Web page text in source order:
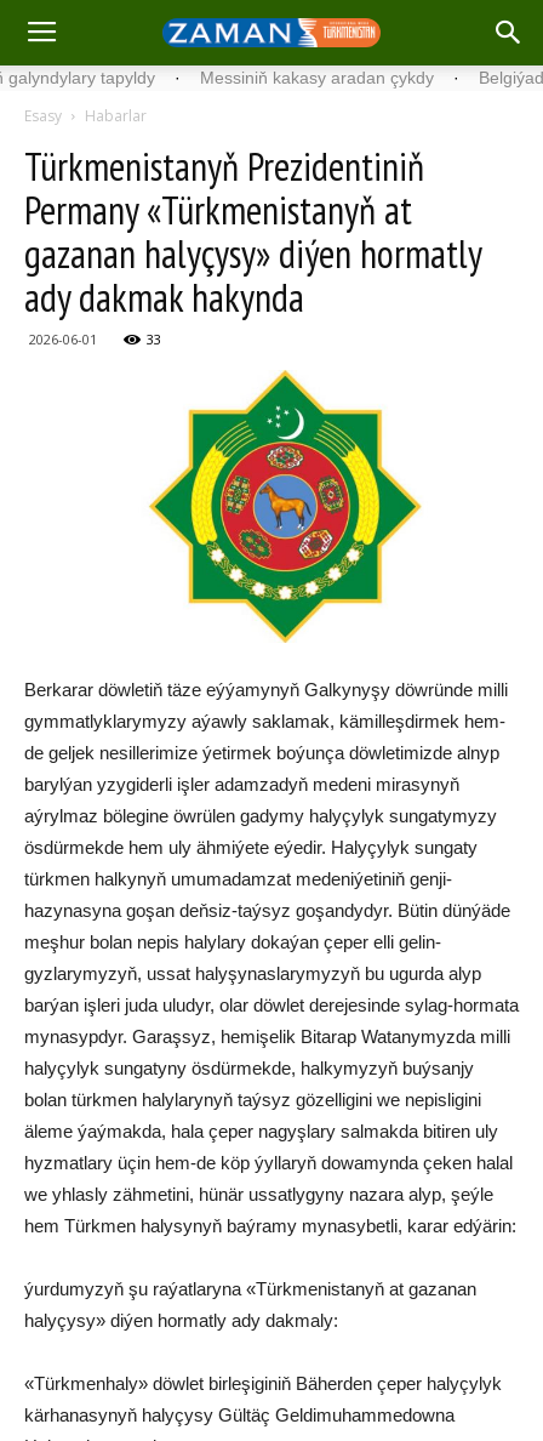
tapyldy · Messiniň kakasy aradan çykdy · Belgiýada
Esasy Habarlar
Türkmenistanyň Prezidentiniň
Permany «Türkmenistanyň at
gazanan halyçysy» diýen hormatly
ady dakmak hakynda
2026-06-01 33
Berkarar döwletiň täze eýýamynyň Galkynyşy döwründe milli
gymmatlyklarymyzy aýawly saklamak, kämilleşdirmek hem-
de geljek nesillerimize ýetirmek boýunça döwletimizde alnyp
barylýan yzygiderli işler adamzadyň medeni mirasynyň
aýrylmaz bölegine öwrülen gadymy halyçylyk sungatymyzy
ösdürmekde hem uly ähmiýete eýedir. Halyçylyk sungaty
türkmen halkynyň umumadamzat medeniýetiniň genji-
hazynasyna goşan deňsiz-taýsyz goşandydyr. Bütin dünýäde
meşhur bolan nepis halylary dokaýan çeper elli gelin-
gyzlarymyzyň, ussat halyşynaslarymyzyň bu ugurda alyp
barýan işleri juda uludyr, olar döwlet derejesinde sylag-hormata
mynasypdyr. Garaşsyz, hemişelik Bitarap Watanymyzda milli
halyçylyk sungatyny ösdürmekde, halkymyzyň buýsanjy
bolan türkmen halylarynyň taýsyz gözelligini we nepisligini
äleme ýaýmakda, hala çeper nagyşlary salmakda bitiren uly
hyzmatlary üçin hem-de köp ýyllaryň dowamynda çeken halal
we yhlasly zähmetini, hünär ussatlygyny nazara alyp, şeýle
hem Türkmen halysynyň baýramy mynasybetli, karar edýärin:
ýurdumyzyň şu raýatlaryna «Türkmenistanyň at gazanan
halyçysy» diýen hormatly ady dakmaly:
«Türkmenhaly» döwlet birleşiginiň Bäherden çeper halyçylyk
kärhanasynyň halyçysy Gültäç Geldimuhammedowna